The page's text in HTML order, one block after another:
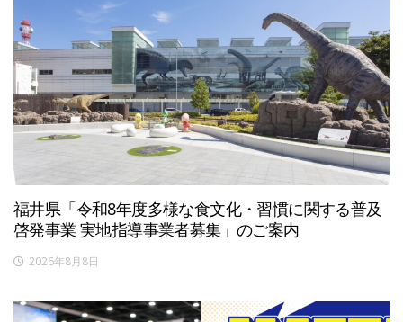
福井県「令和8年度多様な食文化・習慣に関する普及
啓発事業 実地指導事業者募集」のご案内
2026年8月8日